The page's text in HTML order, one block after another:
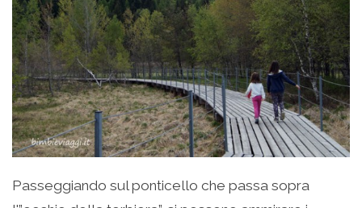
Passeggiando sul ponticello che passa sopra